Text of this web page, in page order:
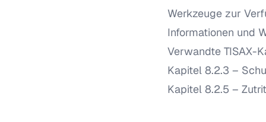
Werkzeuge zur
Informationen und
Verwandte TISAX-
Kapitel 8.2.3 –
Kapitel 8.2.5 –